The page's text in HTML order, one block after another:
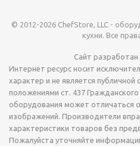
© 2012-2026 ChefStore, LLC -
кухни. Все
Сайт разработан
Интернет ресурс носит
характер и не является
положениями ст. 437
оборудования может отличаться
изображений. Производители
характеристики товаров без
Пожалуйста уточняйте